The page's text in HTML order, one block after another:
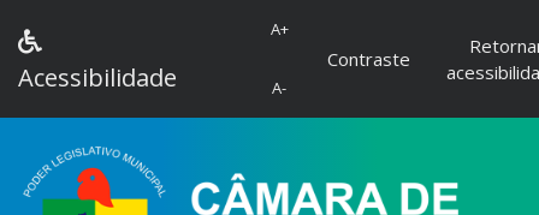
Acessibilidade
A+
A-
Contraste